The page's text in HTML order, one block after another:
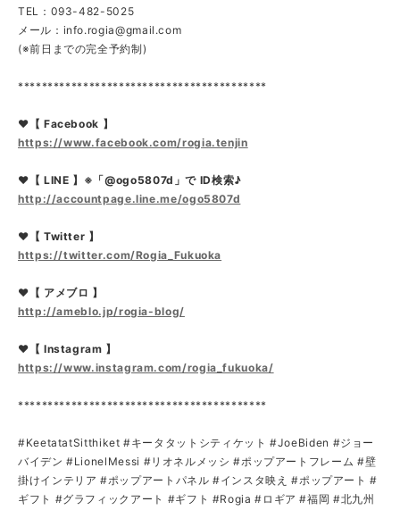
TEL：093-482-5025
メール： info.rogia@gmail.com
(※前日までの完全予約制)
******************************************
❤【 Facebook 】
https://www.facebook.com/rogia.tenjin
❤【 LINE 】※「@ogo5807d」で ID検索♪
http://accountpage.line.me/ogo5807d
❤【 Twitter 】
https://twitter.com/Rogia_Fukuoka
❤【 アメブロ 】
http://ameblo.jp/rogia-blog/
❤【 Instagram 】
https://www.instagram.com/rogia_fukuoka/
******************************************
#KeetatatSitthiket #キータタットシティケット #JoeBiden #ジョー
バイデン #LionelMessi #リオネルメッシ #ポップアートフレーム #壁
掛けインテリア #ポップアートパネル #インスタ映え #ポップアート #
ギフト #グラフィックアート #ギフト #Rogia #ロギア #福岡 #北九州